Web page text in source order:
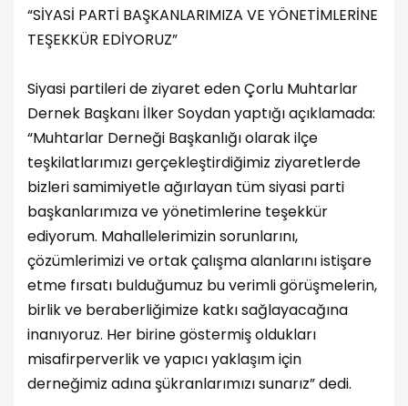
“SİYASİ PARTİ BAŞKANLARIMIZA VE YÖNETİMLERİNE
TEŞEKKÜR EDİYORUZ”
Siyasi partileri de ziyaret eden Çorlu Muhtarlar
Dernek Başkanı İlker Soydan yaptığı açıklamada:
“Muhtarlar Derneği Başkanlığı olarak ilçe
teşkilatlarımızı gerçekleştirdiğimiz ziyaretlerde
bizleri samimiyetle ağırlayan tüm siyasi parti
başkanlarımıza ve yönetimlerine teşekkür
ediyorum. Mahallelerimizin sorunlarını,
çözümlerimizi ve ortak çalışma alanlarını istişare
etme fırsatı bulduğumuz bu verimli görüşmelerin,
birlik ve beraberliğimize katkı sağlayacağına
inanıyoruz. Her birine göstermiş oldukları
misafirperverlik ve yapıcı yaklaşım için
derneğimiz adına şükranlarımızı sunarız” dedi.